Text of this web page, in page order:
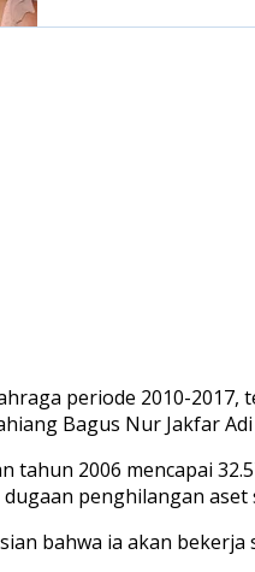
periode 2010-
Bagus Nur Jakfar
tahun 2006 mencapai
penghilangan
bahwa ia akan